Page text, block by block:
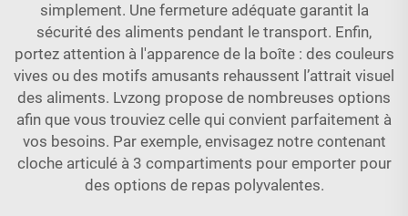
simplement. Une fermeture adéquate garantit la
sécurité des aliments pendant le transport. Enfin,
portez attention à l'apparence de la boîte : des couleurs
vives ou des motifs amusants rehaussent l’attrait visuel
des aliments. Lvzong propose de nombreuses options
afin que vous trouviez celle qui convient parfaitement à
vos besoins. Par exemple, envisagez notre contenant
cloche articulé à 3 compartiments pour emporter pour
des options de repas polyvalentes.